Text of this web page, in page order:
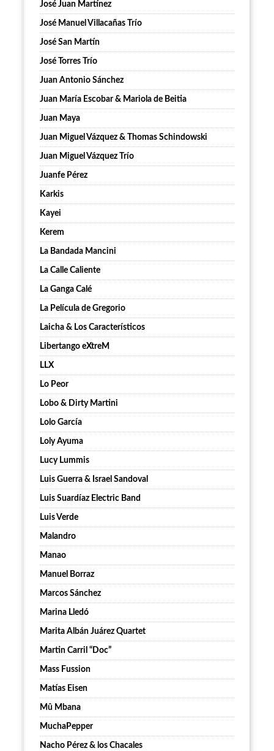
José Juan Martínez
José Manuel Villacañas Trío
José San Martín
José Torres Trío
Juan Antonio Sánchez
Juan María Escobar & Mariola de Beitia
Juan Maya
Juan Miguel Vázquez & Thomas Schindowski
Juan Miguel Vázquez Trío
Juanfe Pérez
Karkis
Kayei
Kerem
La Bandada Mancini
La Calle Caliente
La Ganga Calé
La Película de Gregorio
Laicha & Los Característicos
Libertango eXtreM
LLX
Lo Peor
Lobo & Dirty Martini
Lolo García
Loly Ayuma
Lucy Lummis
Luis Guerra & Israel Sandoval
Luis Suardíaz Electric Band
Luis Verde
Malandro
Manao
Manuel Borraz
Marcos Sánchez
Marina Lledó
Marita Albán Juárez Quartet
Martin Carril “Doc”
Mass Fussion
Matías Eisen
Mû Mbana
MuchaPepper
Nacho Pérez & los Chacales